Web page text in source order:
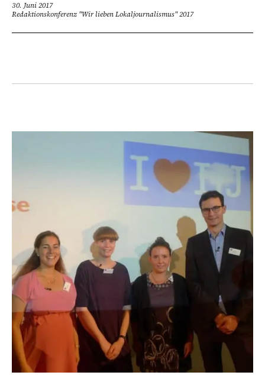
30. Juni 2017
Redaktionskonferenz "Wir lieben Lokaljournalismus" 2017